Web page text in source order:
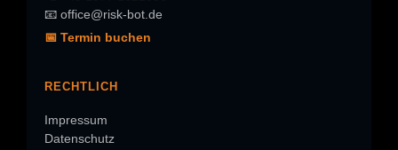
📧 office@risk-bot.de
📅 Termin buchen
RECHTLICH
Impressum
Datenschutz